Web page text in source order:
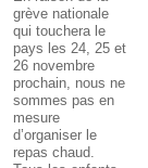
grève nationale
qui touchera le
pays les 24, 25 et
26 novembre
prochain, nous ne
sommes pas en
mesure
d’organiser le
repas chaud.